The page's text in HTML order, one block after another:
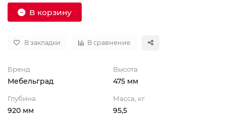
В корзину
В закладки В сравнение
Бренд
Мебельград
Высота
475 мм
Глубина
920 мм
Масса, кг
95,5